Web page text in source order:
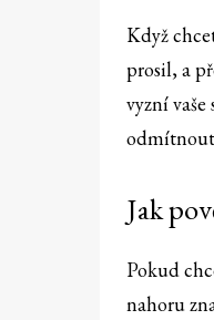
Když
prosil, a
vyzní
Jak
Pokud
nahoru